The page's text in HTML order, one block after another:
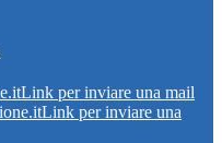
Link per inviare una mail
Link per inviare una